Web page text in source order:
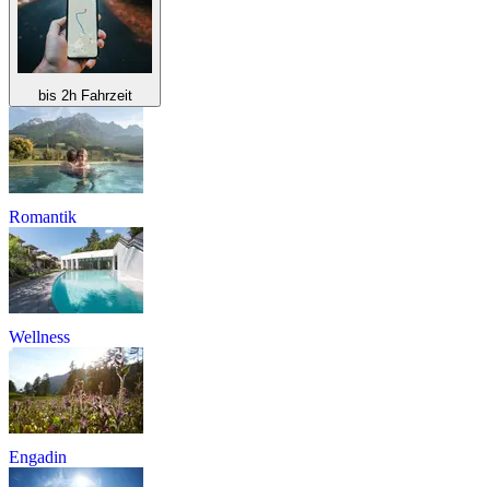
bis 2h Fahrzeit
Romantik
Wellness
Engadin